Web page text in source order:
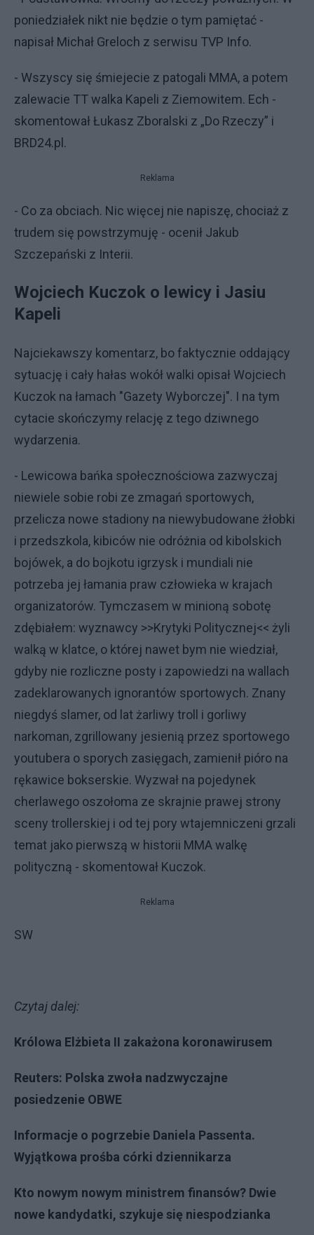
poniedziałek nikt nie będzie o tym pamiętać -
napisał Michał Greloch z serwisu TVP Info.
- Wszyscy się śmiejecie z patogali MMA, a potem
zalewacie TT walka Kapeli z Ziemowitem. Ech -
skomentował Łukasz Zboralski z „Do Rzeczy” i
BRD24.pl.
Reklama
- Co za obciach. Nic więcej nie napiszę, chociaż z
trudem się powstrzymuję - ocenił Jakub
Szczepański z Interii.
Wojciech Kuczok o lewicy i Jasiu
Kapeli
Najciekawszy komentarz, bo faktycznie oddający
sytuację i cały hałas wokół walki opisał Wojciech
Kuczok na łamach "Gazety Wyborczej". I na tym
cytacie skończymy relację z tego dziwnego
wydarzenia.
- Lewicowa bańka społecznościowa zazwyczaj
niewiele sobie robi ze zmagań sportowych,
przelicza nowe stadiony na niewybudowane żłobki
i przedszkola, kibiców nie odróżnia od kibolskich
bojówek, a do bojkotu igrzysk i mundiali nie
potrzeba jej łamania praw człowieka w krajach
organizatorów. Tymczasem w minioną sobotę
zdębiałem: wyznawcy >>Krytyki Politycznej<< żyli
walką w klatce, o której nawet bym nie wiedział,
gdyby nie rozliczne posty i zapowiedzi na wallach
zadeklarowanych ignorantów sportowych. Znany
niegdyś slamer, od lat żarliwy troll i gorliwy
narkoman, zgrillowany jesienią przez sportowego
youtubera o sporych zasięgach, zamienił pióro na
rękawice bokserskie. Wyzwał na pojedynek
cherlawego oszołoma ze skrajnie prawej strony
sceny trollerskiej i od tej pory wtajemniczeni grzali
temat jako pierwszą w historii MMA walkę
polityczną - skomentował Kuczok.
Reklama
SW
Czytaj dalej:
Królowa Elżbieta II zakażona koronawirusem
Reuters: Polska zwoła nadzwyczajne
posiedzenie OBWE
Informacje o pogrzebie Daniela Passenta.
Wyjątkowa prośba córki dziennikarza
Kto nowym nowym ministrem finansów? Dwie
nowe kandydatki, szykuje się niespodzianka